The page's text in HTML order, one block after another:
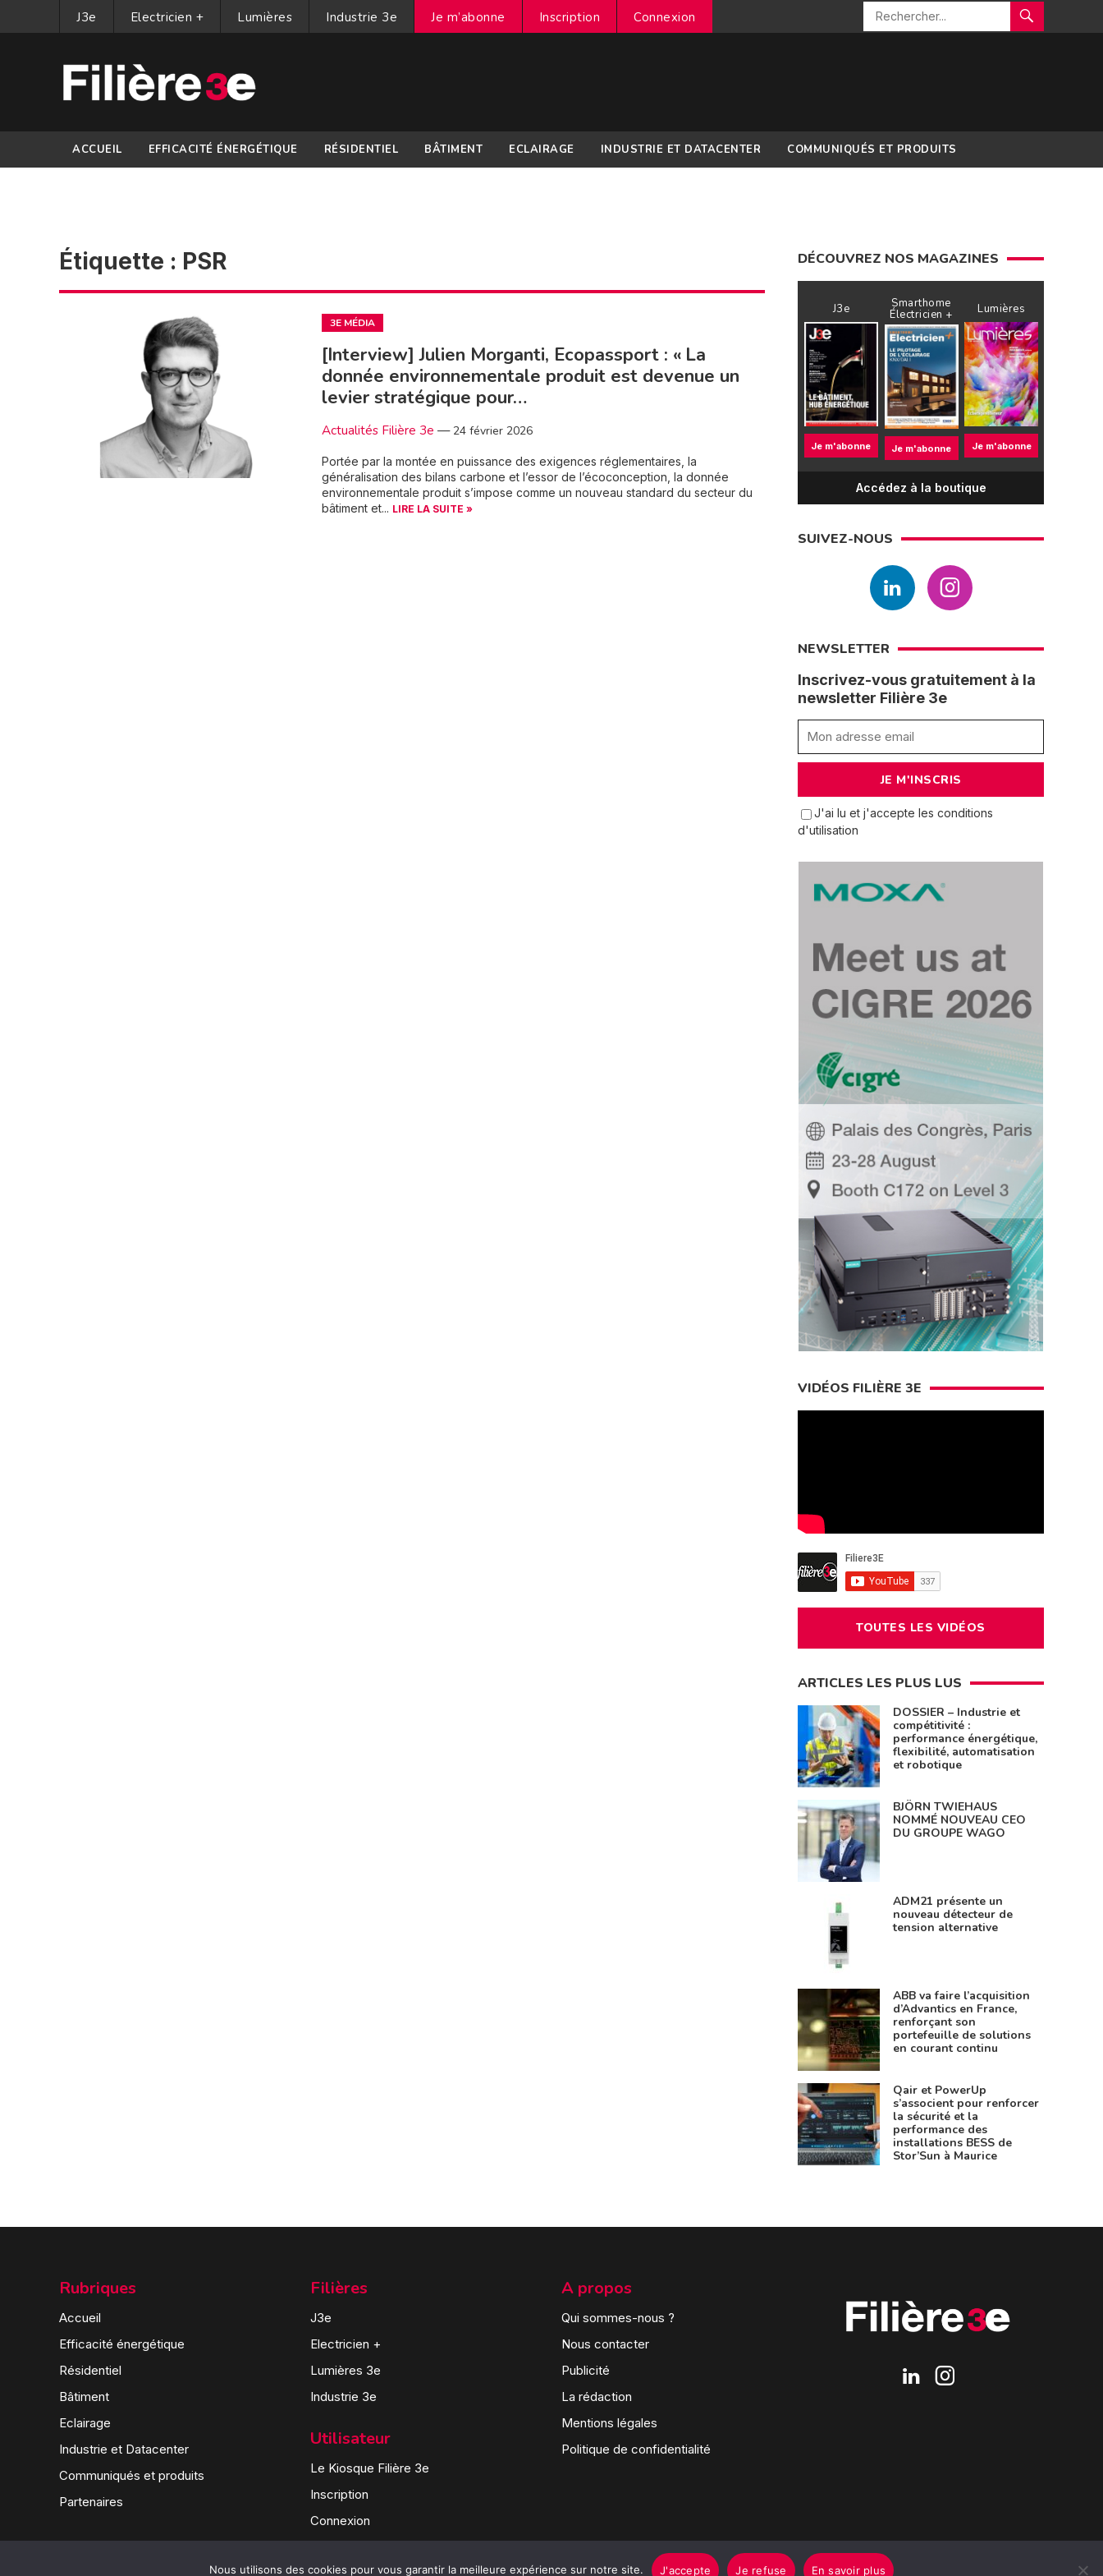
J3e Electricien + Lumières Industrie 3e Je m’abonne Inscription Connexion
ACCUEIL EFFICACITÉ ÉNERGÉTIQUE RÉSIDENTIEL BÂTIMENT ECLAIRAGE INDUSTRIE ET DATACENTER COMMUNIQUÉS ET PRODUITS
Étiquette : PSR
3E MÉDIA
[Interview] Julien Morganti, Ecopassport : « La
donnée environnementale produit est devenue un
levier stratégique pour…
Actualités Filière 3e — 24 février 2026
Portée par la montée en puissance des exigences réglementaires, la
généralisation des bilans carbone et l’essor de l’écoconception, la donnée
environnementale produit s’impose comme un nouveau standard du secteur du
bâtiment et... LIRE LA SUITE »
DÉCOUVREZ NOS MAGAZINES
J3e
Je m'abonne
Smarthome
Électricien +
Je m'abonne
Lumières
Je m'abonne
Accédez à la boutique
SUIVEZ-NOUS
NEWSLETTER
Inscrivez-vous gratuitement à la
newsletter Filière 3e
J'ai lu et j'accepte les conditions
d'utilisation
VIDÉOS FILIÈRE 3E
TOUTES LES VIDÉOS
ARTICLES LES PLUS LUS
DOSSIER – Industrie et
compétitivité :
performance énergétique,
flexibilité, automatisation
et robotique
BJÖRN TWIEHAUS
NOMMÉ NOUVEAU CEO
DU GROUPE WAGO
ADM21 présente un
nouveau détecteur de
tension alternative
ABB va faire l’acquisition
d’Advantics en France,
renforçant son
portefeuille de solutions
en courant continu
Qair et PowerUp
s’associent pour renforcer
la sécurité et la
performance des
installations BESS de
Stor’Sun à Maurice
Rubriques
Accueil
Efficacité énergétique
Résidentiel
Bâtiment
Eclairage
Industrie et Datacenter
Communiqués et produits
Partenaires
Filières
J3e
Electricien +
Lumières 3e
Industrie 3e
Utilisateur
Le Kiosque Filière 3e
Inscription
Connexion
A propos
Qui sommes-nous ?
Nous contacter
Publicité
La rédaction
Mentions légales
Politique de confidentialité
Nous utilisons des cookies pour vous garantir la meilleure expérience sur notre site. J'accepte Je refuse En savoir plus